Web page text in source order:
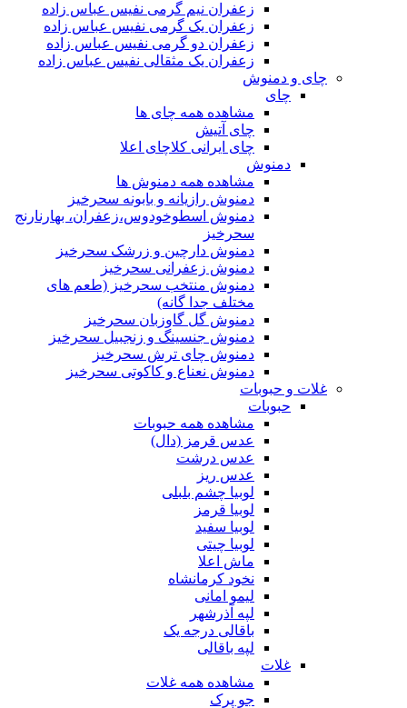
زعفران نیم گرمی نفیس عباس زاده
زعفران یک گرمی نفیس عباس زاده
زعفران دو گرمی نفیس عباس زاده
زعفران یک مثقالی نفیس عباس زاده
چای و دمنوش
چای
مشاهده همه چای ها
چای آتیش
چای ایرانی کلاچای اعلا
دمنوش
مشاهده همه دمنوش ها
دمنوش رازیانه و بابونه سحرخیز
دمنوش اسطوخودوس،زعفران، بهارنارنج
سحرخیز
دمنوش دارچین و زرشک سحرخیز
دمنوش زعفرانی سحرخیز
دمنوش منتخب سحرخیز (طعم های
مختلف جدا گانه)
دمنوش گل گاوزبان سحرخیز
دمنوش جنسینگ و زنجبیل سحرخیز
دمنوش چای ترش سحرخیز
دمنوش نعناع و کاکوتی سحرخیز
غلات و حبوبات
حبوبات
مشاهده همه حبوبات
عدس قرمز (دال)
عدس درشت
عدس ریز
لوبیا چشم بلبلی
لوبیا قرمز
لوبیا سفید
لوبیا چیتی
ماش اعلا
نخود کرمانشاه
لیمو امانی
لپه آذرشهر
باقالی درجه یک
لپه باقالی
غلات
مشاهده همه غلات
جو پرک